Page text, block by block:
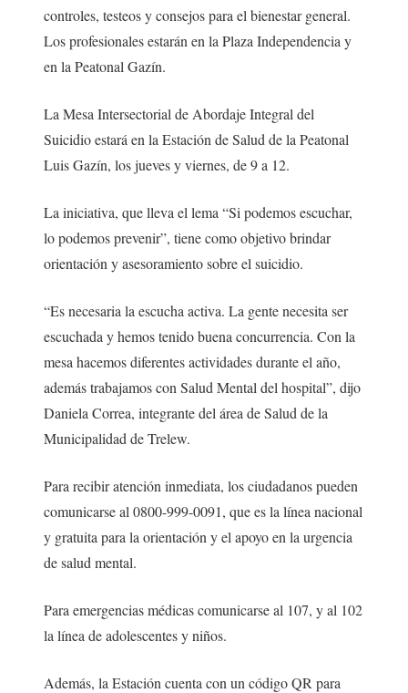
controles, testeos y consejos para el bienestar general.
Los profesionales estarán en la Plaza Independencia y
en la Peatonal Gazín.
La Mesa Intersectorial de Abordaje Integral del
Suicidio estará en la Estación de Salud de la Peatonal
Luis Gazín, los jueves y viernes, de 9 a 12.
La iniciativa, que lleva el lema “Si podemos escuchar,
lo podemos prevenir”, tiene como objetivo brindar
orientación y asesoramiento sobre el suicidio.
“Es necesaria la escucha activa. La gente necesita ser
escuchada y hemos tenido buena concurrencia. Con la
mesa hacemos diferentes actividades durante el año,
además trabajamos con Salud Mental del hospital”, dijo
Daniela Correa, integrante del área de Salud de la
Municipalidad de Trelew.
Para recibir atención inmediata, los ciudadanos pueden
comunicarse al 0800-999-0091, que es la línea nacional
y gratuita para la orientación y el apoyo en la urgencia
de salud mental.
Para emergencias médicas comunicarse al 107, y al 102
la línea de adolescentes y niños.
Además, la Estación cuenta con un código QR para